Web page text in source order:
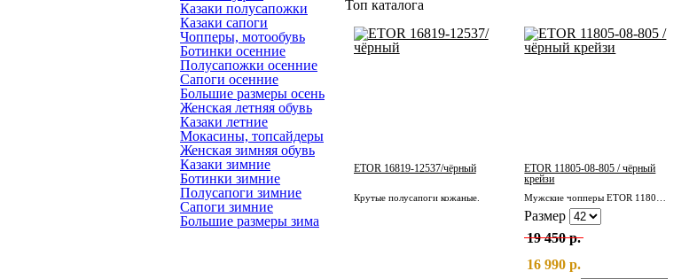
Казаки полусапожки
Казаки сапоги
Чопперы, мотообувь
Ботинки осенние
Полусапожки осенние
Сапоги осенние
Большие размеры осень
Женская летняя обувь
Казаки летние
Мокасины, топсайдеры
Женская зимняя обувь
Казаки зимние
Ботинки зимние
Полусапоги зимние
Сапоги зимние
Большие размеры зима
Топ каталога
ETOR 16819-12537/чёрный
Крутые полусапоги кожаные.
ETOR 11805-08-805 / чёрный
крейзи
Размер
19 450 р.
16 990 р.